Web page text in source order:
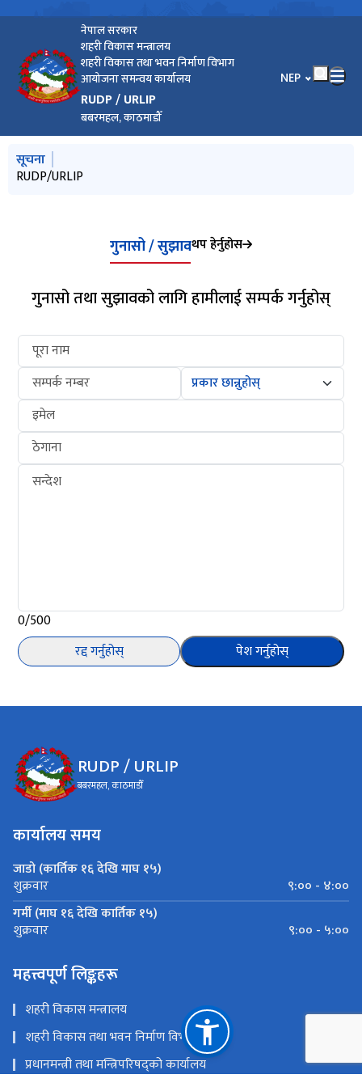
नेपाल सरकार
शहरी विकास मन्त्रालय
शहरी विकास तथा भवन निर्माण विभाग
आयोजना समन्वय कार्यालय
RUDP / URLIP
बबरमहल, काठमाडौँ
भाषा चयन गर्नुहोस्
NEP
मुख्य नेभिगेसनमा जानुहोस्
सूचना
RUDP/URLIP
गुनासो / सुझावथप हेर्नुहोस
गुनासो तथा सुझावको लागि हामीलाई सम्पर्क गर्नुहोस्
पूरा नाम
सम्पर्क नम्बर
इमेल
ठेगाना
सन्देश
0/500
रद्द गर्नुहोस्
पेश गर्नुहोस्
RUDP / URLIP
बबरमहल, काठमाडौँ
कार्यालय समय
जाडो (कार्तिक १६ देखि माघ १५)
शुक्रवार
९:०० - ४:००
गर्मी (माघ १६ देखि कार्तिक १५)
शुक्रवार ९:०० - ५:००
महत्त्वपूर्ण लिङ्कहरू
शहरी विकास मन्त्रालय
शहरी विकास तथा भवन निर्माण विभाग
प्रधानमन्त्री तथा मन्त्रिपरिषद्को कार्यालय